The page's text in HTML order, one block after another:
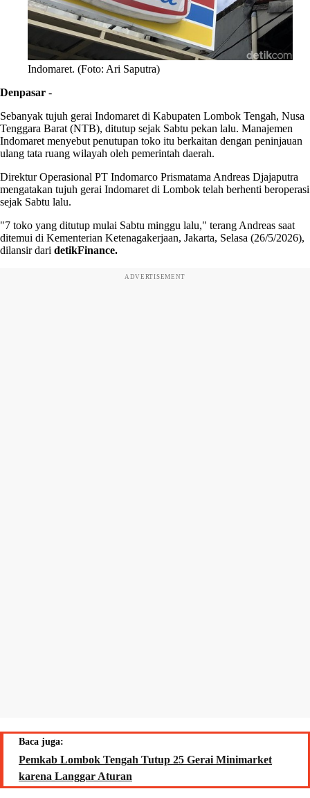
Indomaret. (Foto: Ari Saputra)
Denpasar -
Sebanyak tujuh gerai Indomaret di Kabupaten Lombok Tengah, Nusa
Tenggara Barat (NTB), ditutup sejak Sabtu pekan lalu. Manajemen
Indomaret menyebut penutupan toko itu berkaitan dengan peninjauan
ulang tata ruang wilayah oleh pemerintah daerah.
Direktur Operasional PT Indomarco Prismatama Andreas Djajaputra
mengatakan tujuh gerai Indomaret di Lombok telah berhenti beroperasi
sejak Sabtu lalu.
"7 toko yang ditutup mulai Sabtu minggu lalu," terang Andreas saat
ditemui di Kementerian Ketenagakerjaan, Jakarta, Selasa (26/5/2026),
dilansir dari detikFinance.
ADVERTISEMENT
Baca juga:
Pemkab Lombok Tengah Tutup 25 Gerai Minimarket
karena Langgar Aturan